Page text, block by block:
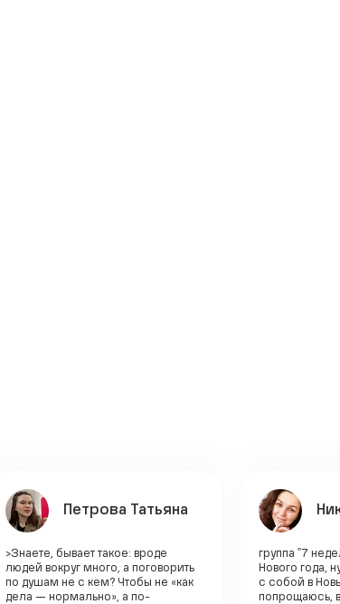
Петрова Татьяна
>Знаете, бывает такое: вроде
людей вокруг много, а поговорить
по душам не с кем? Чтобы не «как
дела — нормально», а по-
группа "7
Нового года,
с собой в
попрощаюсь,